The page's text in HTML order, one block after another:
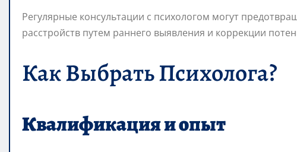
Регулярные консультации с психологом могут
расстройств путем раннего выявления и коррекции
Как Выбрать Психолога?
Квалификация и опыт